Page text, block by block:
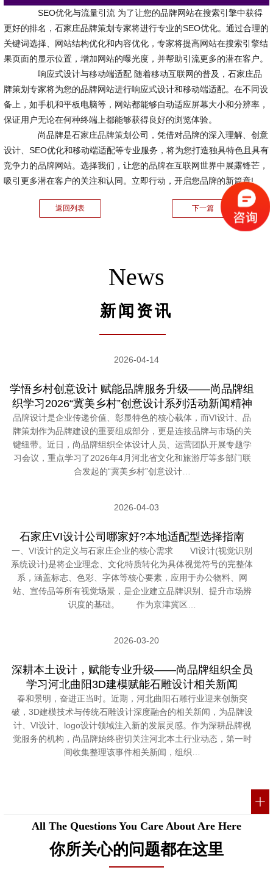
SEO优化与流量引流 为了让您的品牌网站在搜索引擎中获得
更好的排名，石家庄品牌策划专家将进行专业的SEO优化。通过合理的
关键词选择、网站结构优化和内容优化，专家将提高网站在搜索引擎结
果页面的显示位置，增加网站的曝光度，并帮助引流更多的潜在客户。
响应式设计与移动端适配 随着移动互联网的普及，石家庄品
牌策划专家将为您的品牌网站进行响应式设计和移动端适配。在不同设
备上，如手机和平板电脑等，网站都能够自动适应屏幕大小和分辨率，
保证用户无论在何种终端上都能够获得良好的浏览体验。
尚品牌是石家庄品牌策划公司，凭借对品牌的深入理解、创意
设计、SEO优化和移动端适配等专业服务，将为您打造独具特色且具有
竞争力的品牌网站。选择我们，让您的品牌在互联网世界中展露锋芒，
吸引更多潜在客户的关注和认同。立即行动，开启您品牌的新篇章!
返回列表 下一篇
News
新闻资讯
2026-04-14
学悟乡村创意设计 赋能品牌服务升级——尚品牌组
织学习2026“冀美乡村”创意设计系列活动新闻精神
品牌设计是企业传递价值、彰显特色的核心载体，而VI设计、品
牌策划作为品牌建设的重要组成部分，更是连接品牌与市场的关
键纽带。近日，尚品牌组织全体设计人员、运营团队开展专题学
习会议，重点学习了2026年4月河北省文化和旅游厅等多部门联
合发起的“冀美乡村”创意设计…
2026-04-03
石家庄VI设计公司哪家好?本地适配型选择指南
一、VI设计的定义与石家庄企业的核心需求 VI设计(视觉识别
系统设计)是将企业理念、文化特质转化为具体视觉符号的完整体
系，涵盖标志、色彩、字体等核心要素，应用于办公物料、网
站、宣传品等所有视觉场景，是企业建立品牌识别、提升市场辨
识度的基础。 作为京津冀区…
2026-03-20
深耕本土设计，赋能专业升级——尚品牌组织全员
学习河北曲阳3D建模赋能石雕设计相关新闻
春和景明，奋进正当时。近期，河北曲阳石雕行业迎来创新突
破，3D建模技术与传统石雕设计深度融合的相关新闻，为品牌设
计、VI设计、logo设计领域注入新的发展灵感。作为深耕品牌视
觉服务的机构，尚品牌始终密切关注河北本土行业动态，第一时
间收集整理该事件相关新闻，组织…
All The Questions You Care About Are Here
你所关心的问题都在这里